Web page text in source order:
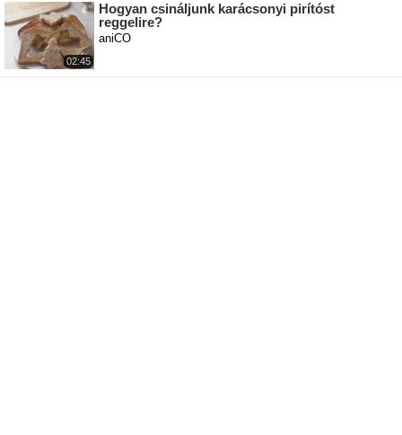
02:45
Hogyan csináljunk karácsonyi pirítóst
reggelire?
aniCO